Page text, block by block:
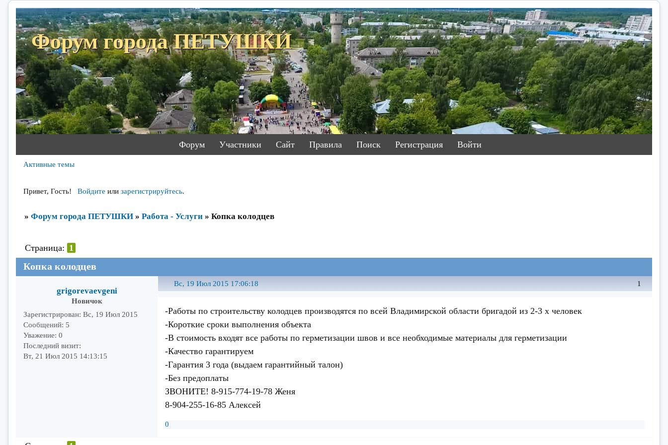
Форум города ПЕТУШКИ
Форум Участники Сайт Правила Поиск Регистрация Войти
Активные темы
Привет, Гость! Войдите или зарегистрируйтесь.
» Форум города ПЕТУШКИ » Работа - Услуги » Копка колодцев
Копка колодцев
Страница: 1
1
Вс, 19 Июл 2015 17:06:18
grigorevaevgeni
Новичок
Зарегистрирован: Вс, 19 Июл 2015
Сообщений: 5
Уважение: 0
Последний визит:
Вт, 21 Июл 2015 14:13:15
-Работы по строительству колодцев производятся по всей Владимирской области бригадой из 2-3 х человек
-Короткие сроки выполнения объекта
-В стоимость входят все работы по герметизации швов и все необходимые материалы для герметизации
-Качество гарантируем
-Гарантия 3 года (выдаем гарантийный талон)
-Без предоплаты
ЗВОНИТЕ! 8-915-774-19-78 Женя
8-904-255-16-85 Алексей
0